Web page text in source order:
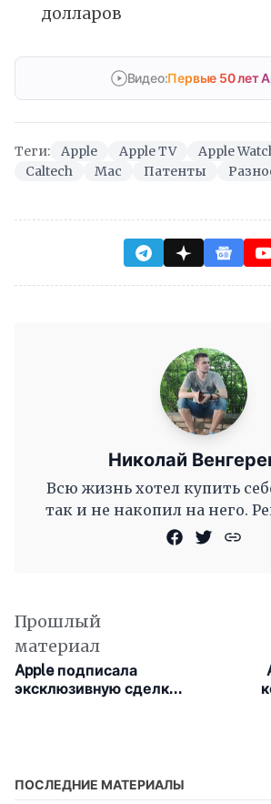
долларов
Видео:Первые 50 лет
Теги: Apple Apple TV Apple
Caltech
Mac Патенты
Николай
Всю жизнь хотел купить
так и не накопил на него.
новости для сайта, чтобы
Прошлый
материал
Apple подписала
эксклюзивную сделку с
ПОСЛЕДНИЕ МАТЕРИАЛЫ